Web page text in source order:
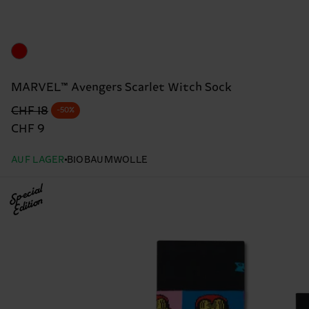
MARVEL™ Avengers Scarlet Witch Sock
Originalpreis
CHF 18
Reduzierter Preis
CHF 9
-50%
AUF LAGER BIOBAUMWOLLE
Special
Edition